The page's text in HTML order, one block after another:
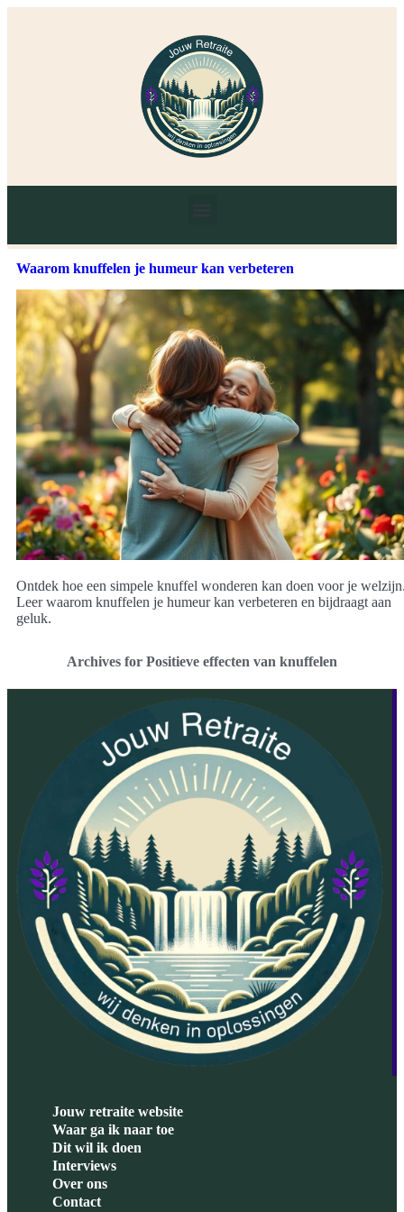
Waarom knuffelen je humeur kan verbeteren
Ontdek hoe een simpele knuffel wonderen kan doen voor je
Leer waarom knuffelen je humeur kan verbeteren en bijdraagt aan
geluk.
Archives for Positieve effecten van knuffelen
Jouw retraite website
Waar ga ik naar toe
Dit wil ik doen
Interviews
Over ons
Contact